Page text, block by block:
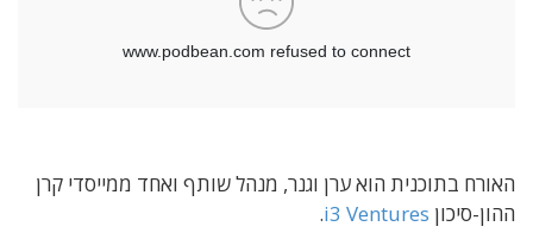
האורח בתוכנית הוא ערן וגנר, מנהל שותף ואחד ממייסדי קרן
ההון-סיכון i3 Ventures
.